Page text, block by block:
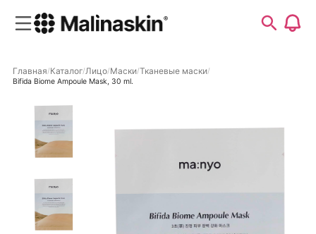
Главная Каталог Лицо Маски Тканевые маски
Bifida Biome Ampoule Mask, 30 ml.